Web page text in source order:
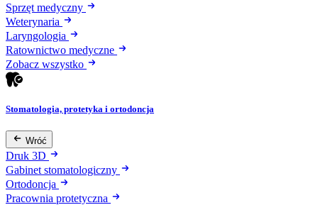
Sprzęt medyczny
Weterynaria
Laryngologia
Ratownictwo medyczne
Zobacz wszystko
Stomatologia, protetyka i ortodoncja
Wróć
Druk 3D
Gabinet stomatologiczny
Ortodoncja
Pracownia protetyczna